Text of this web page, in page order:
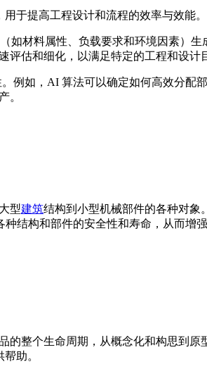
于提高工程设计和流程的效率与效能。
材料属性、负载要求和环境因素）
估和细化，以满足特定的工程和设计
例如，AI 算法可以确定如何高效分配
。
型建筑结构到小型机械部件的各种对象
结构和部件的安全性和寿命，从而增强
整个生命周期，从概念化和构思到
助。